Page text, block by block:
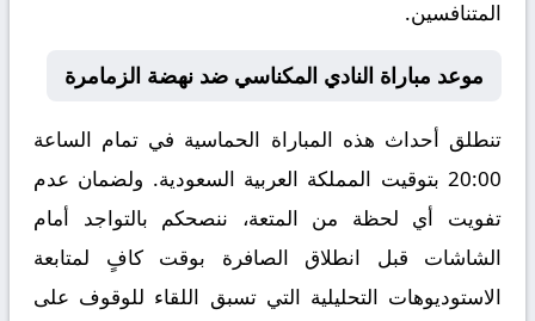
المتنافسين.
موعد مباراة النادي المكناسي ضد نهضة الزمامرة
تنطلق أحداث هذه المباراة الحماسية في تمام الساعة
20:00 بتوقيت المملكة العربية السعودية. ولضمان عدم
تفويت أي لحظة من المتعة، ننصحكم بالتواجد أمام
الشاشات قبل انطلاق الصافرة بوقت كافٍ لمتابعة
الاستوديوهات التحليلية التي تسبق اللقاء للوقوف على